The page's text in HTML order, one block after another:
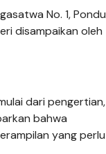
No. 1, Pondu
disampaikan oleh
dari pengertian,
bahwa
yang perlu